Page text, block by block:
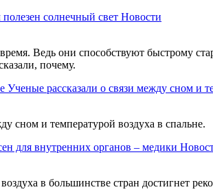
солнечный свет Новости
Ведь они способствуют быстрому
почему.
Ученые рассказали о связи между сном и
сном и температурой воздуха в спальне.
для внутренних органов – медики
в большинстве стран достигнет